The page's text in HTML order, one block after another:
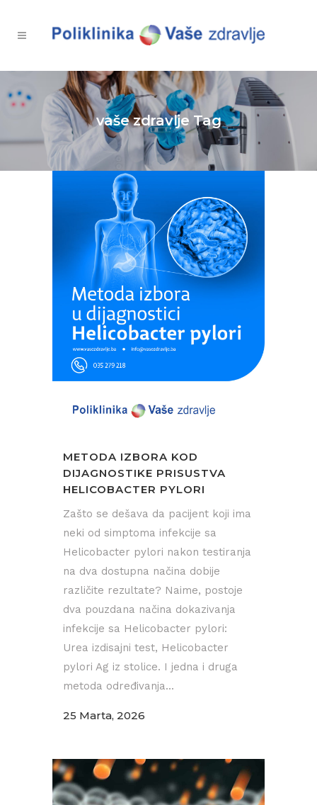
vaše zdravlje Tag
METODA IZBORA KOD
DIJAGNOSTIKE PRISUSTVA
HELICOBACTER PYLORI
Zašto se dešava da pacijent koji ima
neki od simptoma infekcije sa
Helicobacter pylori nakon testiranja
na dva dostupna načina dobije
različite rezultate? Naime, postoje
dva pouzdana načina dokazivanja
infekcije sa Helicobacter pylori:
Urea izdisajni test, Helicobacter
pylori Ag iz stolice. I jedna i druga
metoda određivanja...
25 Marta, 2026